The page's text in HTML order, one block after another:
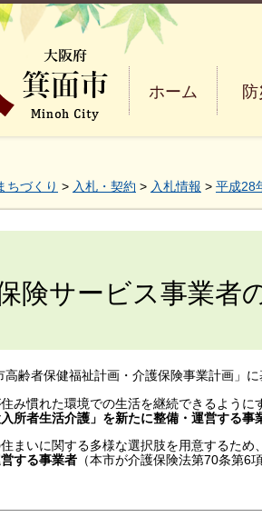
ホーム
ちづくり > 入札・契約 > 入札情報 > 平成28
険サービス事業者
高齢者保健福祉計画・介護保険事業計画」
み慣れた環境での生活を継続できるように
所者生活介護」を新たに整備・運営する事
まいに関する多様な選択肢を用意するため、
する事業者（本市が介護保険法第70条第6